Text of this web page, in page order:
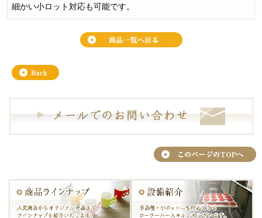
細かい小ロット対応も可能です。